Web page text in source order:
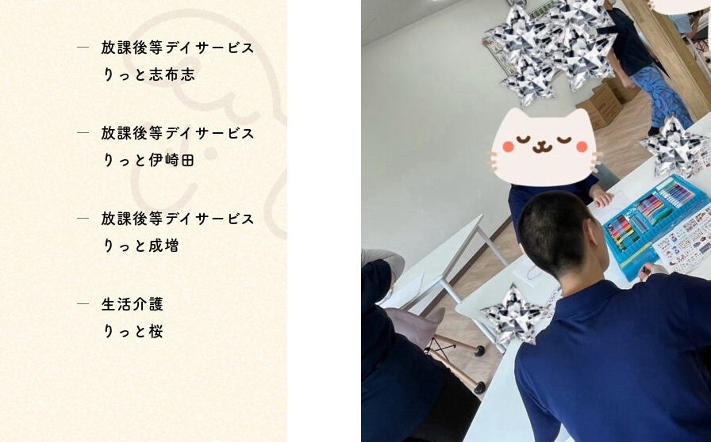
放課後等デイサービス
りっと志布志
放課後等デイサービス
りっと伊崎田
放課後等デイサービス
りっと成増
生活介護
りっと桜